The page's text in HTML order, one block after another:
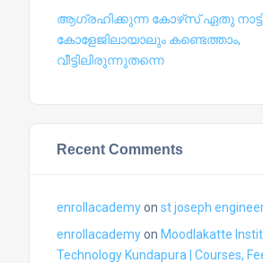
ആഗ്രഹിക്കുന്ന കോഴ്‍സ് ഏതു
കോളേജിലായാലും കണ്ടെത്താം,
വീട്ടിലിരുന്നുതന്നെ
Recent Comments
enrollacademyon st joseph
enrollacademyon Moodlakatte
Technology Kundapura | Courses,